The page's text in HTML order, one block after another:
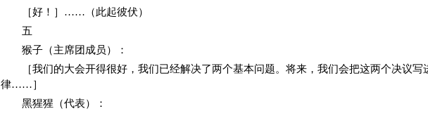
［好！］……（此起彼伏）
五
猴子（主席团成员）：
［我们的大会开得很好，我们已经解决了两个基本问题。将来，我们会把这两个决议写
律……］
黑猩猩（代表）：